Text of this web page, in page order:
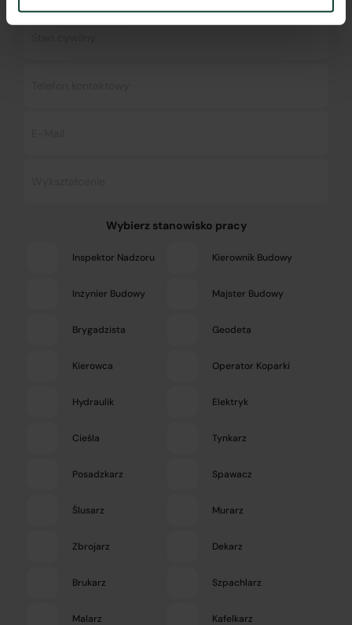
Wybierz stanowisko pracy
Inspektor Nadzoru Kierownik Budowy
Inżynier Budowy Majster Budowy
Brygadzista Geodeta
Kierowca Operator Koparki
Hydraulik Elektryk
Cieśla Tynkarz
Posadzkarz Spawacz
Ślusarz Murarz
Zbrojarz Dekarz
Brukarz Szpachlarz
Malarz Kafelkarz